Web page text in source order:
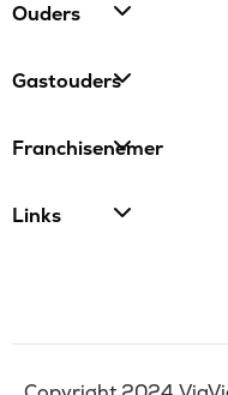
Ouders
Gastouders
Franchisenemer
Links